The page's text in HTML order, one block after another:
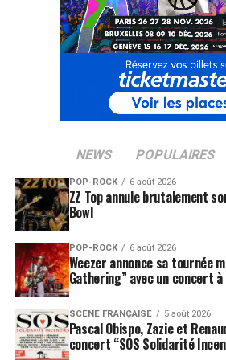
SUJETS ASSOCIÉS: LA ROUX PHOENIX
NEWS POPULAIRES
POP-ROCK 6 août 2026
ZZ Top annule brutalement
Bowl
POP-ROCK 6 août 2026
Weezer annonce sa tournée
Gathering” avec un concert à
SCÈNE FRANÇAISE 5 août 2026
Pascal Obispo, Zazie et
concert “SOS Solidarité